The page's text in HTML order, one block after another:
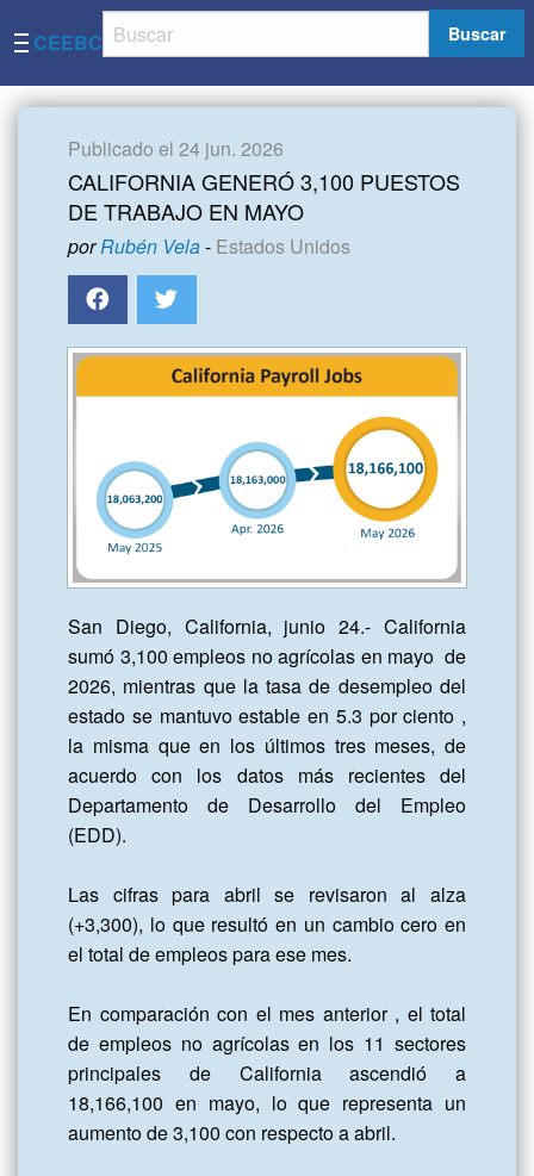
CEEBC Buscar
Publicado el 24 jun. 2026
CALIFORNIA GENERÓ 3,100 PUESTOS
DE TRABAJO EN MAYO
porRubén Vela- Estados Unidos
San Diego, California, junio 24.- California
sumó 3,100 empleos no agrícolas en mayo  de
2026, mientras que la tasa de desempleo del
estado se mantuvo estable en 5.3 por ciento ,
la misma que en los últimos tres meses, de
acuerdo con los datos más recientes del
Departamento de Desarrollo del Empleo
(EDD).
Las cifras para abril se revisaron al alza
(+3,300), lo que resultó en un cambio cero en
el total de empleos para ese mes.
En comparación con el mes anterior , el total
de empleos no agrícolas en los 11 sectores
principales de California ascendió a
18,166,100 en mayo, lo que representa un
aumento de 3,100 con respecto a abril.